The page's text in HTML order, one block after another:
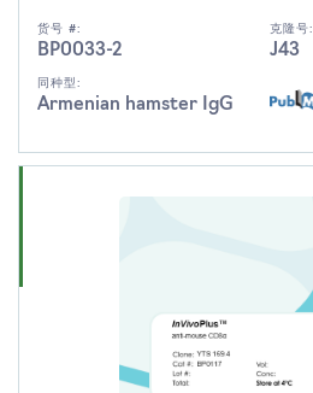
货号 #:
BP0033-2
克隆号:
J43
同种型:
Armenian hamster IgG